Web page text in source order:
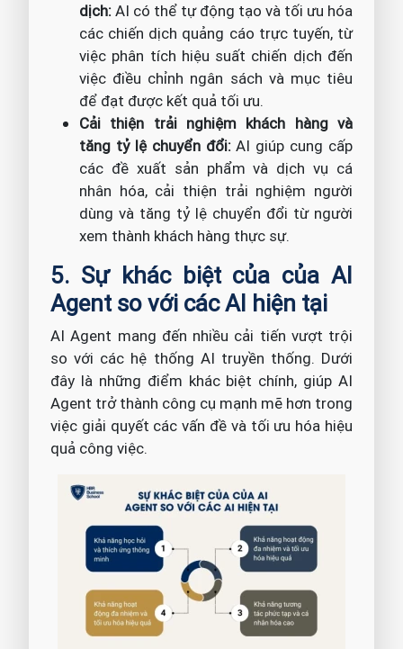
dịch:AI có thể tự động tạo và tối ưu hóa
các chiến dịch quảng cáo trực tuyến, từ
việc phân tích hiệu suất chiến dịch đến
việc điều chỉnh ngân sách và mục tiêu
để đạt được kết quả tối ưu.
Cải thiện trải nghiệm khách hàng và
tăng tỷ lệ chuyển đổi:AI giúp cung cấp
các đề xuất sản phẩm và dịch vụ cá
nhân hóa, cải thiện trải nghiệm người
dùng và tăng tỷ lệ chuyển đổi từ người
xem thành khách hàng thực sự.
5. Sự khác biệt của của AI
Agent so với các AI hiện tại
AI Agent mang đến nhiều cải tiến vượt trội
so với các hệ thống AI truyền thống. Dưới
đây là những điểm khác biệt chính, giúp AI
Agent trở thành công cụ mạnh mẽ hơn trong
việc giải quyết các vấn đề và tối ưu hóa hiệu
quả công việc.